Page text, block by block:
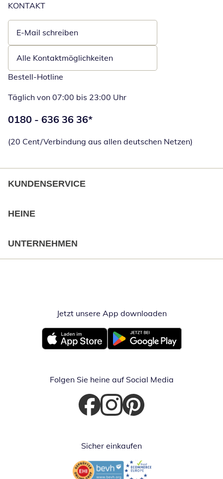
KONTAKT
E-Mail schreiben
Öffnet E-Mail-Client
Alle Kontaktmöglichkeiten
Bestell-Hotline
Täglich von 07:00 bis 23:00 Uhr
Telefonnummer:
0180 - 636 36 36*
(20 Cent/Verbindung aus allen deutschen Netzen)
KUNDENSERVICE
HEINE
UNTERNEHMEN
Jetzt unsere App downloadenÖffnet in
Öffnet in neuem FensterÖffnet in neuem Fenster
Folgen Sie heine auf Social Media
Öffnet in neuem Fenster
Öffnet in neuem Fenster
Öffnet in neuem Fenster
Sicher einkaufen